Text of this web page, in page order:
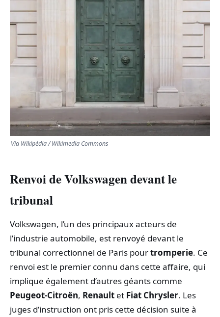
CULTURE
SCIENCES & TECH
Via Wikipédia / Wikimedia Commons
Renvoi de Volkswagen devant le
tribunal
Volkswagen, l’un des principaux acteurs de
l’industrie automobile, est renvoyé devant le
tribunal correctionnel de Paris pourtromperie. Ce
renvoi est le premier connu dans cette affaire, qui
implique également d’autres géants comme
Peugeot-Citroën, Renault et Fiat Chrysler. Les
juges d’instruction ont pris cette décision suite à